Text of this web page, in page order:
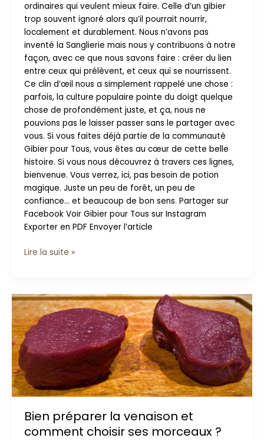
ordinaires qui veulent mieux faire. Celle d’un gibier
trop souvent ignoré alors qu’il pourrait nourrir,
localement et durablement. Nous n’avons pas
inventé la Sanglierie mais nous y contribuons à notre
façon, avec ce que nous savons faire : créer du lien
entre ceux qui prélèvent, et ceux qui se nourrissent.
Ce clin d’œil nous a simplement rappelé une chose :
parfois, la culture populaire pointe du doigt quelque
chose de profondément juste, et ça, nous ne
pouvions pas le laisser passer sans le partager avec
vous. Si vous faites déjà partie de la communauté
Gibier pour Tous, vous êtes au cœur de cette belle
histoire. Si vous nous découvrez à travers ces lignes,
bienvenue. Vous verrez, ici, pas besoin de potion
magique. Juste un peu de forêt, un peu de
confiance… et beaucoup de bon sens. Partager sur
Facebook Voir Gibier pour Tous sur Instagram
Exporter en PDF Envoyer l’article
Lire la suite »
Bien préparer la venaison et
comment choisir ses morceaux ?
Bien
préparer
la
venaison
et
comment
choisir
ses
?